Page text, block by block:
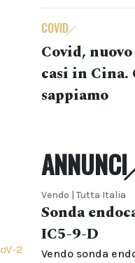
2
COVID
Covid,
casi in Cina.
sappiamo
ANNUNCI
Vendo | Tutta Italia
Sonda
IC5-9-D
Vendo sonda